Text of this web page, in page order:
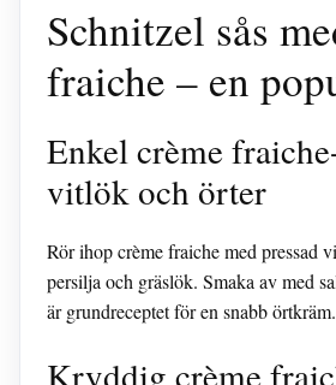
Schnitzel sås
fraiche – en
Enkel crème
vitlök och örter
Rör ihop crème fraiche med pressad
persilja och gräslök. Smaka av med
är grundreceptet för en snabb örtkräm.
Kryddig crème